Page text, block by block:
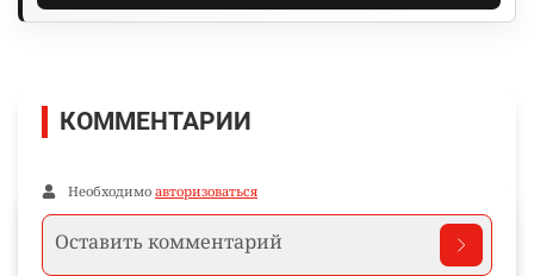
КОММЕНТАРИИ
Необходимо авторизоваться